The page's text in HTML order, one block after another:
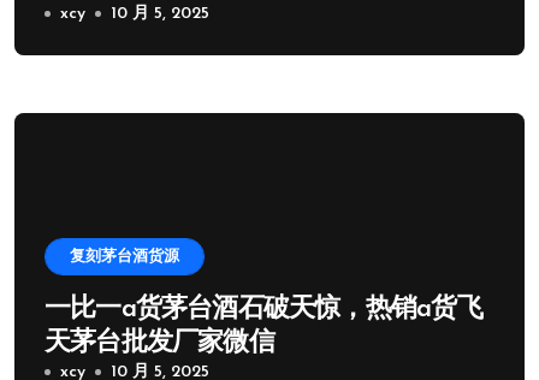
xcy 10 月 5, 2025
复刻茅台酒货源
一比一a货茅台酒石破天惊，热销a货飞
天茅台批发厂家微信
xcy 10 月 5, 2025